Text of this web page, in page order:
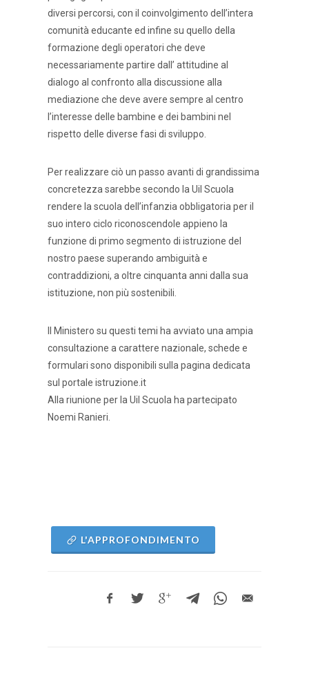
diversi percorsi, con il coinvolgimento dell’intera
comunità educante ed infine su quello della
formazione degli operatori che deve
necessariamente partire dall’ attitudine al
dialogo al confronto alla discussione alla
mediazione che deve avere sempre al centro
l’interesse delle bambine e dei bambini nel
rispetto delle diverse fasi di sviluppo.
Per realizzare ciò un passo avanti di grandissima
concretezza sarebbe secondo la Uil Scuola
rendere la scuola dell’infanzia obbligatoria per il
suo intero ciclo riconoscendole appieno la
funzione di primo segmento di istruzione del
nostro paese superando ambiguità e
contraddizioni, a oltre cinquanta anni dalla sua
istituzione, non più sostenibili.
Il Ministero su questi temi ha avviato una ampia
consultazione a carattere nazionale, schede e
formulari sono disponibili sulla pagina dedicata
sul portale istruzione.it
Alla riunione per la Uil Scuola ha partecipato
Noemi Ranieri.
L'APPROFONDIMENTO